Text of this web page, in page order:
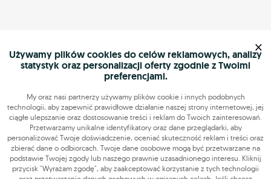
Używamy plików cookies do celów reklamowych, analizy
statystyk oraz personalizacji oferty zgodnie z Twoimi
preferencjami.
My oraz nasi partnerzy używamy plików cookie i innych podobnych
technologii, aby zapewnić prawidłowe działanie naszej strony internetowej, jej
ciągłe ulepszanie oraz dostosowanie treści i reklam do Twoich zainteresowań.
Przetwarzamy unikalne identyfikatory oraz dane przeglądarki, aby
personalizować Twoje doświadczenie, oceniać skuteczność reklam i treści oraz
zbierać dane o odbiorcach. Twoje dane osobowe mogą być przetwarzane na
podstawie Twojej zgody lub naszego prawnie uzasadnionego interesu. Kliknij
przycisk "Wyrażam zgodę", aby zaakceptować korzystanie z tych technologii
×